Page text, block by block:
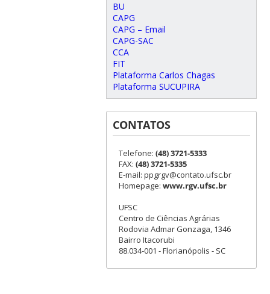
BU
CAPG
CAPG – Email
CAPG-SAC
CCA
FIT
Plataforma Carlos Chagas
Plataforma SUCUPIRA
CONTATOS
Telefone: (48) 3721-5333
FAX: (48) 3721-5335
E-mail: ppgrgv@contato.ufsc.br
Homepage: www.rgv.ufsc.br
UFSC
Centro de Ciências Agrárias
Rodovia Admar Gonzaga, 1346
Bairro Itacorubi
88.034-001 - Florianópolis - SC